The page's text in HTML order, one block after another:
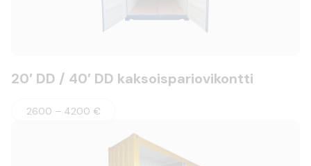
20′ DD / 40′ DD kaksoispariovikontti
2600 – 4200 €